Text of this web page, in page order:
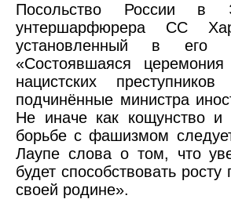
Посольство России в
унтершарфюрера СС
установленный в его
«Состоявшаяся
нацистских
подчинённые министра
Не иначе как кощунство
борьбе с фашизмом
Лаупе слова о том, что
будет способствовать
своей родине».